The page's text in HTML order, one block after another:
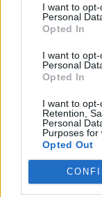
I want to
Personal
Opted In
I want to
Personal
Opted In
I want to opt-
Retention,
Personal
Purposes for
Opted Out